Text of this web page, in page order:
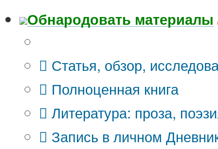
Обнародовать материалы
Статья, обзор,
Полноценная книга
Литература: проза,
Запись в личном